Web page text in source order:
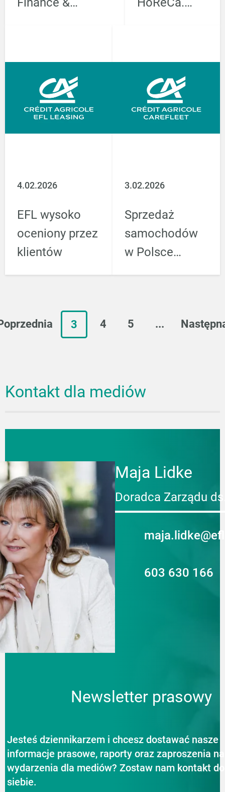
ogólnoeuropejską
umowę
partnerską
dotyczącą
finansowania
japońskiego
producenta
najlepszym
wynikiem od
4 lat.
4.02.2026
EFL wysoko
oceniony przez
klientów
3.02.2026
Sprzedaż
samochodów
w Polsce
limity
cenowa
podniosą
3 4 5 ...
Kontakt dla mediów
Maja Lidke
Doradca Zarządu
603 630 166
Newsletter prasowy
Jesteś dziennikarzem i chcesz dostawać nasze
informacje prasowe, raporty oraz zaproszenia na
wydarzenia dla mediów? Zostaw nam kontakt do
siebie.